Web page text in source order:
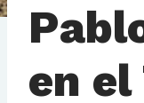
en el